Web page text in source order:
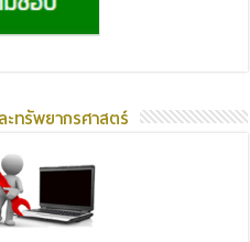
ทรัพยากรศาสตร์